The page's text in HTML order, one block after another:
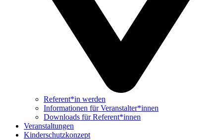
Referent*in werden
Informationen für Veranstalter*innen
Downloads für Referent*innen
Veranstaltungen
Kinderschutzkonzept